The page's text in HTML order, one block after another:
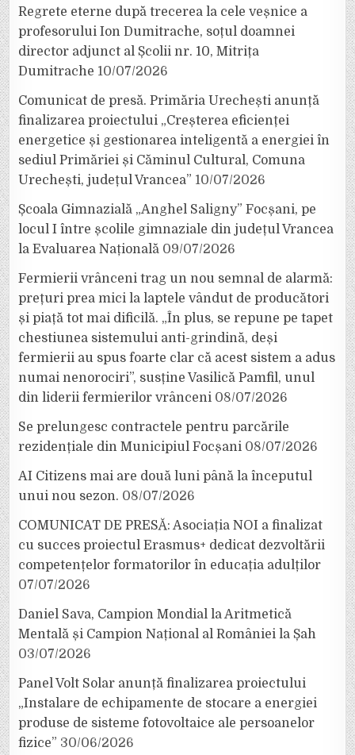
Regrete eterne după trecerea la cele veșnice a
profesorului Ion Dumitrache, soțul doamnei
director adjunct al Școlii nr. 10, Mitrița
Dumitrache 10/07/2026
Comunicat de presă. Primăria Urechești anunță
finalizarea proiectului „Creșterea eficienței
energetice și gestionarea inteligentă a energiei în
sediul Primăriei și Căminul Cultural, Comuna
Urechești, județul Vrancea” 10/07/2026
Școala Gimnazială „Anghel Saligny” Focșani, pe
locul I între școlile gimnaziale din județul Vrancea
la Evaluarea Națională 09/07/2026
Fermierii vrânceni trag un nou semnal de alarmă:
prețuri prea mici la laptele vândut de producători
și piață tot mai dificilă. „În plus, se repune pe tapet
chestiunea sistemului anti-grindină, deși
fermierii au spus foarte clar că acest sistem a adus
numai nenorociri”, susține Vasilică Pamfil, unul
din liderii fermierilor vrânceni 08/07/2026
Se prelungesc contractele pentru parcările
rezidențiale din Municipiul Focșani 08/07/2026
AI Citizens mai are două luni până la începutul
unui nou sezon. 08/07/2026
COMUNICAT DE PRESĂ: Asociația NOI a finalizat
cu succes proiectul Erasmus+ dedicat dezvoltării
competențelor formatorilor în educația adulților
07/07/2026
Daniel Sava, Campion Mondial la Aritmetică
Mentală și Campion Național al României la Șah
03/07/2026
Panel Volt Solar anunță finalizarea proiectului
„Instalare de echipamente de stocare a energiei
produse de sisteme fotovoltaice ale persoanelor
fizice” 30/06/2026